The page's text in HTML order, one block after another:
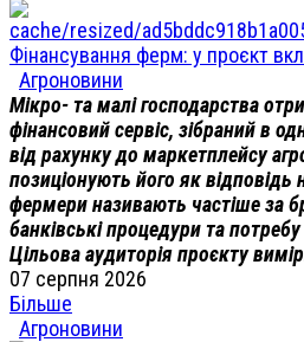
Фінансування ферм: у проєкт
Агроновини
Мікро- та малі господарства
фінансовий сервіс, зібраний в
від рахунку до маркетплейсу
позиціонують його як відповідь
фермери називають частіше за
банківські процедури та
Цільова аудиторія проєкту
07 серпня 2026
Більше
Агроновини